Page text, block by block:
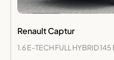
Renault Captur
1.6 E-TECH FULL HYBRID